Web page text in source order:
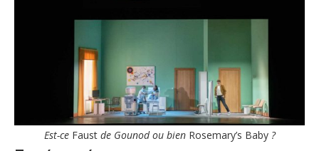
Est-ce Faustde Gounod ou bien Rosemary’s Baby?